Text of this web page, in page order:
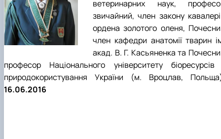
ветеринарних наук,
звичайний, член закону
ордена золотого оленя,
член кафедри анатомії тварин
акад. В. Г. Касьяненка та
професор Національного університету біоресурсів
природокористування України (м. Вроцлав,
16.06.2016